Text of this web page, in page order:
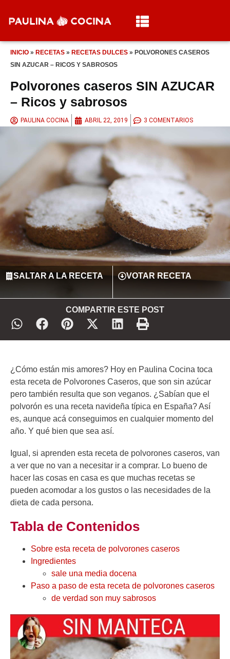
INICIO » RECETAS » RECETAS DULCES » POLVORONES CASEROS
SIN AZUCAR – RICOS Y SABROSOS
Polvorones caseros SIN AZUCAR
– Ricos y sabrosos
PAULINA COCINA ABRIL 22, 2019 3 COMENTARIOS
SALTAR A LA RECETA VOTAR RECETA
COMPARTIR ESTE POST
¿Cómo están mis amores? Hoy en Paulina Cocina toca
esta receta de Polvorones Caseros, que son sin azúcar
pero también resulta que son veganos. ¿Sabían que el
polvorón es una receta navideña típica en España? Así
es, aunque acá conseguimos en cualquier momento del
año. Y qué bien que sea así.
Igual, si aprenden esta receta de polvorones caseros, van
a ver que no van a necesitar ir a comprar. Lo bueno de
hacer las cosas en casa es que muchas recetas se
pueden acomodar a los gustos o las necesidades de la
dieta de cada persona.
Tabla de Contenidos
Sobre esta receta de polvorones caseros
Ingredientes
sale una media docena
Paso a paso de esta receta de polvorones caseros
de verdad son muy sabrosos